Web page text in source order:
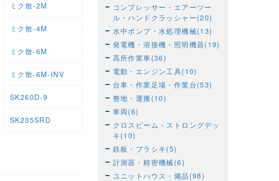
ミク散-2M
ミク散-4M
ミク散-6M
ミク散-6M-INV
SK260D-9
SK235SRD
コンプレッサー・エアーツー
ル・ハンドクラッシャー(20)
水中ポンプ・水処理機械(13)
発電機・溶接機・照明機器(19)
高所作業車(36)
電動・エンジン工具(10)
台車・作業足場・作業台(53)
整地・運搬(10)
車両(6)
クロスビーム・ストロングデッ
キ(10)
鉄板・プラシキ(5)
計測器・精密機械(6)
ユニットハウス・備品(98)